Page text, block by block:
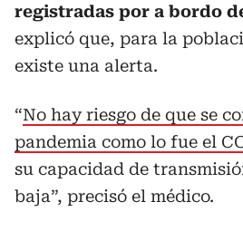
registradas por a bordo
explicó que, para la
existe una alerta.
“No hay riesgo de que se
pandemia como lo fue el
su capacidad de
baja”, precisó el médico.